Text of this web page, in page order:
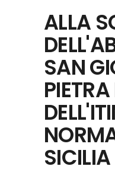
ALLA
SAN
SICILIA